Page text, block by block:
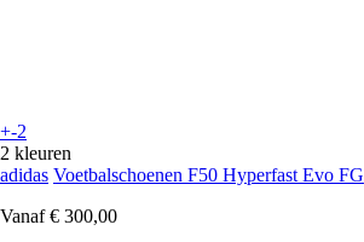
+-2
2 kleuren
adidas Voetbalschoenen F50 Hyperfast Evo FG
Vanaf € 300,00